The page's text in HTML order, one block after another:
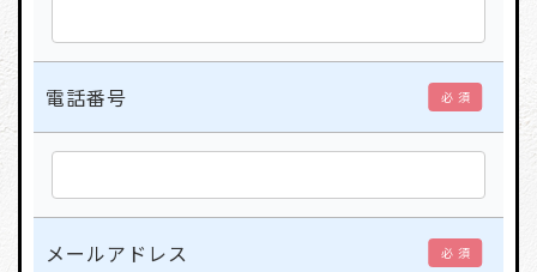
電話番号 必 須
メールアドレス 必 須